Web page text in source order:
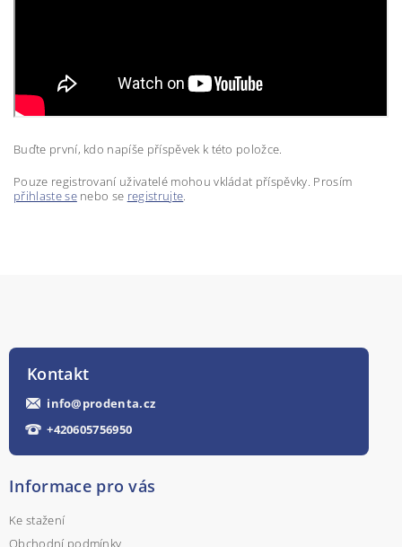
Buďte první, kdo napíše příspěvek k této položce.
Pouze registrovaní uživatelé mohou vkládat příspěvky. Prosím
přihlaste senebo se registrujte.
Kontakt
info@prodenta.cz
+420605756950
Informace pro vás
Ke stažení
Obchodní podmínky